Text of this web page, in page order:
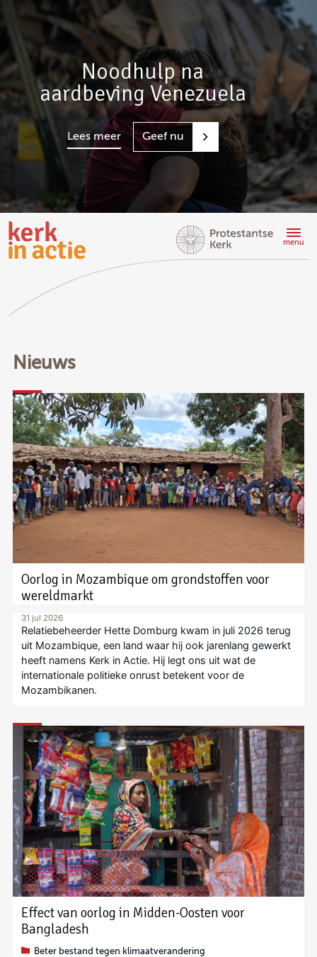
Noodhulp na
aardbeving Venezuela
Lees meer Geef nu
Doorgaan
naar
hoofdinhoud
menu
Nieuws
Oorlog in Mozambique om grondstoffen voor
wereldmarkt
31 jul 2026
Relatiebeheerder Hette Domburg kwam in juli 2026 terug
uit Mozambique, een land waar hij ook jarenlang gewerkt
heeft namens Kerk in Actie. Hij legt ons uit wat de
internationale politieke onrust betekent voor de
Mozambikanen.
Effect van oorlog in Midden-Oosten voor
Bangladesh
Beter bestand tegen klimaatverandering